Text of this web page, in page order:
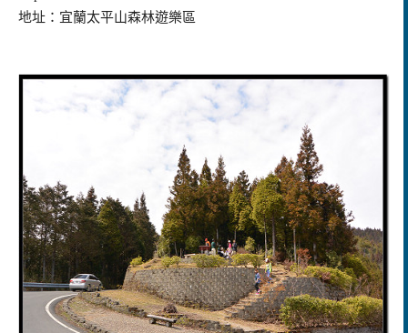
地址：宜蘭太平山森林遊樂區